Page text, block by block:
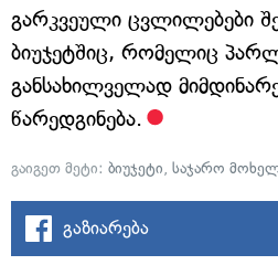
გარკვეული ცვლილებები
ბიუჯეტშიც, რომელიც
განსახილველად
წარედგინება.
გაიგეთ მეტი: ბიუჯეტი, საჯარო
გაზიარება